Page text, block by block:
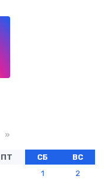
»
ПТ СБ
ВС
1
2